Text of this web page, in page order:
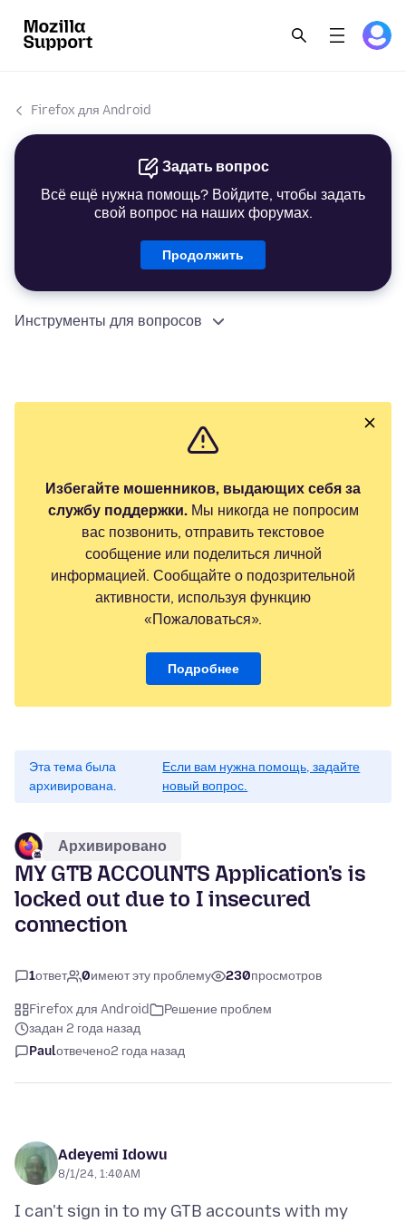
Firefox для Android
Задать вопрос
Всё ещё нужна помощь? Войдите, чтобы задать
свой вопрос на наших форумах.
Продолжить
Инструменты для вопросов
Избегайте мошенников, выдающих себя за
службу поддержки.Мы никогда не попросим
вас позвонить, отправить текстовое
сообщение или поделиться личной
информацией. Сообщайте о подозрительной
активности, используя функцию
«Пожаловаться».
Подробнее
Эта тема была
архивирована.
Если вам нужна помощь, задайте
новый вопрос.
Архивировано
MY GTB ACCOUNTS Application's is
locked out due to I insecured
connection
1ответ 0имеют эту проблему 230просмотров
Firefox для Android
Решение проблем
задан 2 года назад
Paulотвечено2 года назад
Adeyemi Idowu
8/1/24, 1:40 AM
I can't sign in to my GTB accounts with my